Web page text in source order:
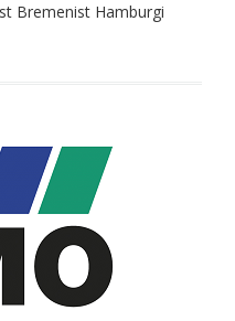
Bremenist Hamburgi